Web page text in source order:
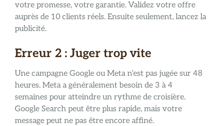
votre promesse, votre garantie. Validez votre offre
auprès de 10 clients réels. Ensuite seulement, lancez la
publicité.
Erreur 2 : Juger trop vite
Une campagne Google ou Meta n’est pas jugée sur 48
heures. Meta a généralement besoin de 3 à 4
semaines pour atteindre un rythme de croisière.
Google Search peut être plus rapide, mais votre
message peut ne pas être encore affiné.